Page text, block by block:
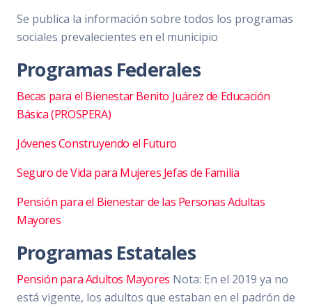
Se publica la información sobre todos los programas
sociales prevalecientes en el municipio
Programas Federales
Becas para el Bienestar Benito Juárez de Educación
Básica (PROSPERA)
Jóvenes Construyendo el Futuro
Seguro de Vida para Mujeres Jefas de Familia
Pensión para el Bienestar de las Personas Adultas
Mayores
Programas Estatales
Pensión para Adultos Mayores Nota: En el 2019 ya no
está vigente, los adultos que estaban en el padrón de